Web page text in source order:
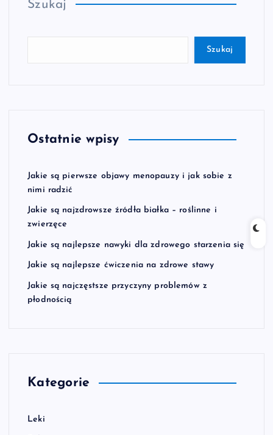
Szukaj
Szukaj
Ostatnie wpisy
Jakie są pierwsze objawy menopauzy i jak sobie z
nimi radzić
Jakie są najzdrowsze źródła białka – roślinne i
zwierzęce
Jakie są najlepsze nawyki dla zdrowego starzenia się
Jakie są najlepsze ćwiczenia na zdrowe stawy
Jakie są najczęstsze przyczyny problemów z
płodnością
Kategorie
Leki